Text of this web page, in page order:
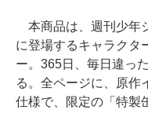
本商品は、週刊少年
に登場するキャラクタ
ー。365日、毎日違っ
る。全ページに、原作
仕様で、限定の「特製